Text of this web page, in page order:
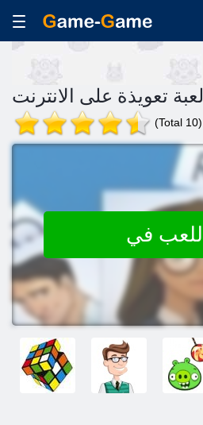
لعبة تعويذة على الانترنت
(Total 10)